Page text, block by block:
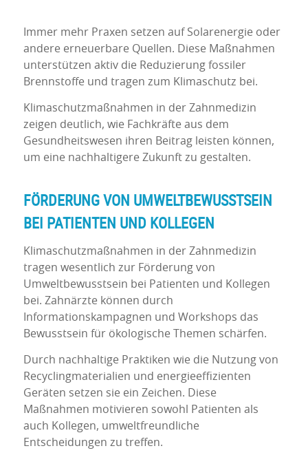
Immer mehr Praxen setzen auf Solarenergie oder
andere erneuerbare Quellen. Diese Maßnahmen
unterstützen aktiv die Reduzierung fossiler
Brennstoffe und tragen zum Klimaschutz bei.
Klimaschutzmaßnahmen in der Zahnmedizin
zeigen deutlich, wie Fachkräfte aus dem
Gesundheitswesen ihren Beitrag leisten können,
um eine nachhaltigere Zukunft zu gestalten.
FÖRDERUNG VON UMWELTBEWUSSTSEIN
BEI PATIENTEN UND KOLLEGEN
Klimaschutzmaßnahmen in der Zahnmedizin
tragen wesentlich zur Förderung von
Umweltbewusstsein bei Patienten und Kollegen
bei. Zahnärzte können durch
Informationskampagnen und Workshops das
Bewusstsein für ökologische Themen schärfen.
Durch nachhaltige Praktiken wie die Nutzung von
Recyclingmaterialien und energieeffizienten
Geräten setzen sie ein Zeichen. Diese
Maßnahmen motivieren sowohl Patienten als
auch Kollegen, umweltfreundliche
Entscheidungen zu treffen.